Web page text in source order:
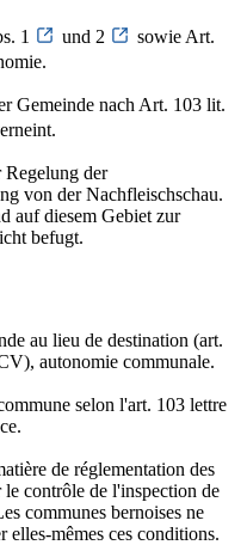
1 und 2
sowie Art.
Gemeinde nach Art. 103 lit.
Regelung der
von der Nachfleischschau.
auf diesem Gebiet zur
befugt.
au lieu de destination (art.
autonomie communale.
selon l'art. 103 lettre
de réglementation des
contrôle de l'inspection de
communes bernoises ne
elles-mêmes ces conditions.